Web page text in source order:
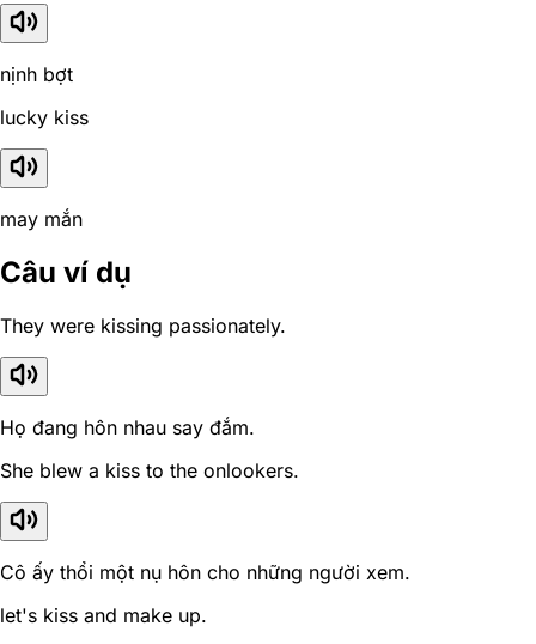
nịnh bợt
lucky kiss
may mắn
Câu ví dụ
They were kissing passionately.
Họ đang hôn nhau say đắm.
She blew a kiss to the onlookers.
Cô ấy thổi một nụ hôn cho những người xem.
let's kiss and make up.